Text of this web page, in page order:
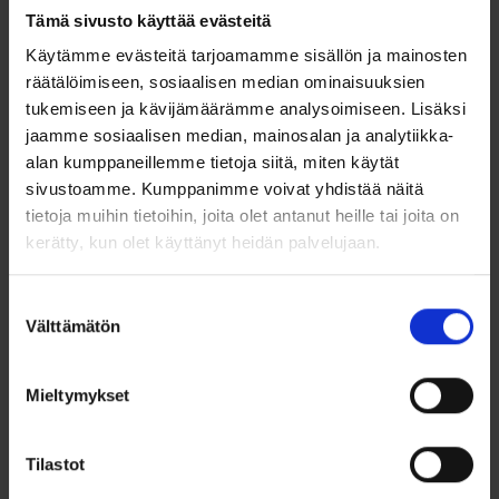
Tämä sivusto käyttää evästeitä
Käytämme evästeitä tarjoamamme sisällön ja mainosten
räätälöimiseen, sosiaalisen median ominaisuuksien
tukemiseen ja kävijämäärämme analysoimiseen. Lisäksi
jaamme sosiaalisen median, mainosalan ja analytiikka-
alan kumppaneillemme tietoja siitä, miten käytät
sivustoamme. Kumppanimme voivat yhdistää näitä
tietoja muihin tietoihin, joita olet antanut heille tai joita on
kerätty, kun olet käyttänyt heidän palvelujaan.
valinta
Välttämätön
Mieltymykset
Tilastot
Hopeinen ristiriipus – herkkä ja elegantti muotoilu
Tämä moderni ja tyylikäs ristiriipus on valmistettu 925
ilmeeseen keveyttä ja harmoniaa.
Riipuksen koko (20 mm x 6 mm) tekee siitä miellyttävän
käyttää, ja sen ajaton design sopii monenlaisiin tyyleihin.
Erinomainen lahjaidea tai henkilökohtainen symboli.
Ominaisuudet:
Leveys:
Tyylikkäät yksityiskohdat ja moderni muotoilu
Valmistusmaa Saksa